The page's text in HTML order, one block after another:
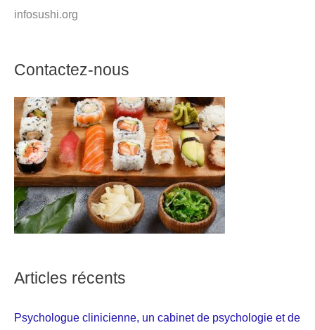
infosushi.org
Contactez-nous
Articles récents
Psychologue clinicienne, un cabinet de psychologie et de